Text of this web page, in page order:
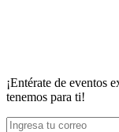
¡Entérate de eventos
tenemos para ti!